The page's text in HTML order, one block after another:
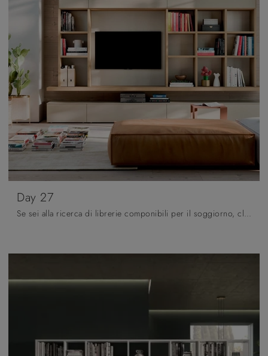
Day 27
Se sei alla ricerca di librerie componibili per il soggiorno, clicca e scopri le nostre soluzioni moderne: il modello Day 27 Orme ti sta aspettando!